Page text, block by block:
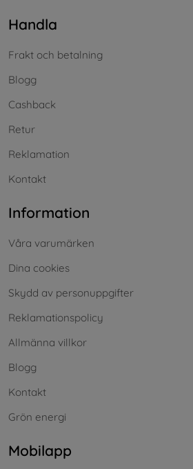
Handla
Frakt och betalning
Blogg
Cashback
Retur
Reklamation
Kontakt
Information
Våra varumärken
Dina cookies
Skydd av personuppgifter
Reklamationspolicy
Allmänna villkor
Blogg
Kontakt
Grön energi
Mobilapp